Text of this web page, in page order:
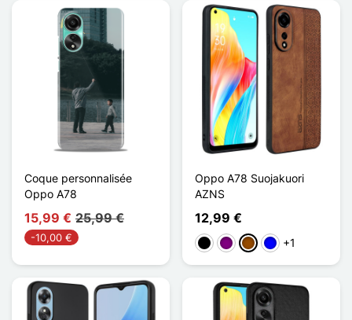
Coque personnalisée
Oppo A78
15,99 € 25,99 €
-10,00 €
Oppo A78 Suojakuori
AZNS
12,99 €
MustaVioletRuskeaSininen
+1